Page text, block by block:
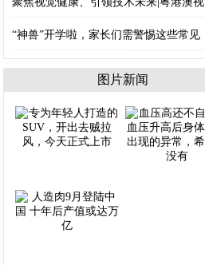
“神兽”开学啦，家长们需警惕这些常见
图片新闻